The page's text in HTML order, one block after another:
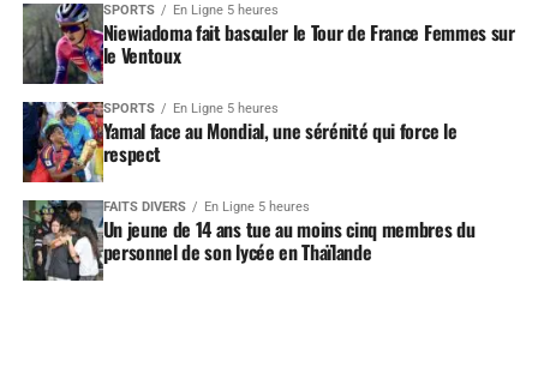
SPORTS En Ligne 5 heures
Niewiadoma fait basculer le Tour de France Femmes sur
le Ventoux
SPORTS En Ligne 5 heures
Yamal face au Mondial, une sérénité qui force le
respect
FAITS DIVERS En Ligne 5 heures
Un jeune de 14 ans tue au moins cinq membres du
personnel de son lycée en Thaïlande